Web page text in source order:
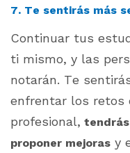
7. Te sentirás más
Continuar tus
ti mismo, y las
notarán. Te
enfrentar los retos
profesional,
proponer mejoras y